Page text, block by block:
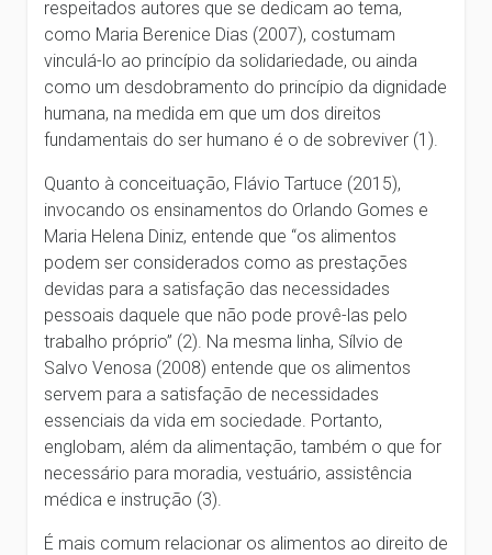
respeitados autores que se dedicam ao tema,
como Maria Berenice Dias (2007), costumam
vinculá-lo ao princípio da solidariedade, ou ainda
como um desdobramento do princípio da dignidade
humana, na medida em que um dos direitos
fundamentais do ser humano é o de sobreviver (1).
Quanto à conceituação, Flávio Tartuce (2015),
invocando os ensinamentos do Orlando Gomes e
Maria Helena Diniz, entende que “os alimentos
podem ser considerados como as prestações
devidas para a satisfação das necessidades
pessoais daquele que não pode provê-las pelo
trabalho próprio” (2). Na mesma linha, Sílvio de
Salvo Venosa (2008) entende que os alimentos
servem para a satisfação de necessidades
essenciais da vida em sociedade. Portanto,
englobam, além da alimentação, também o que for
necessário para moradia, vestuário, assistência
médica e instrução (3).
É mais comum relacionar os alimentos ao direito de